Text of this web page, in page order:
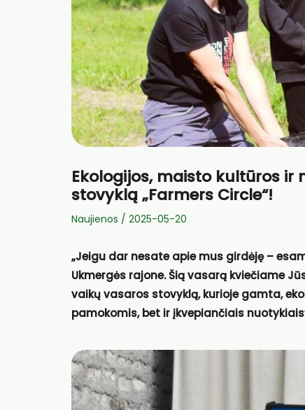
Ekologijos, maisto kultūros
stovyklą „Farmers Circle“!
Naujienos / 2025-05-20
„Jeigu dar nesate apie mus girdėję –
Ukmergės rajone. Šią vasarą kviečiame
vaikų vasaros stovyklą, kurioje gamta,
pamokomis, bet ir įkvepiančiais